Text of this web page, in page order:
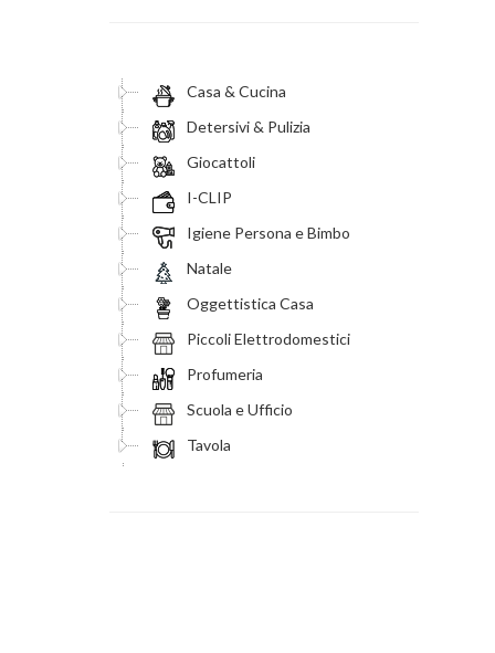
Casa & Cucina
Detersivi & Pulizia
Giocattoli
I-CLIP
Igiene Persona e Bimbo
Natale
Oggettistica Casa
Piccoli Elettrodomestici
Profumeria
Scuola e Ufficio
Tavola